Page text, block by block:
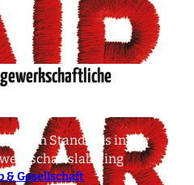
Standards in der
& Gesellschaft